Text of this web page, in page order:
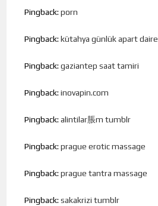
Pingback:porn
Pingback:kütahya günlük apart daire
Pingback:gaziantep saat tamiri
Pingback:inovapin.com
Pingback:alintilar脹m tumblr
Pingback:prague erotic massage
Pingback:prague tantra massage
Pingback:sakakrizi tumblr